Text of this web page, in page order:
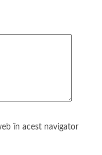
în acest navigator